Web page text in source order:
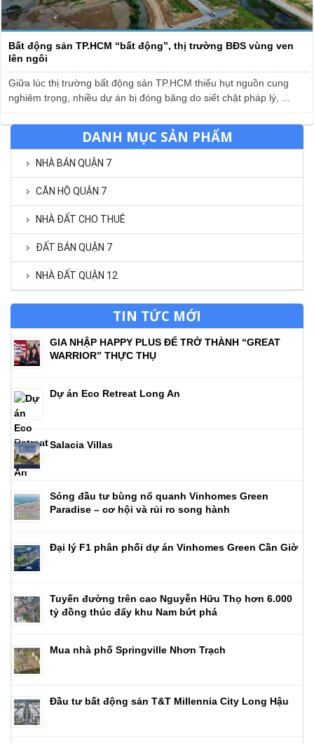
Bất động sản TP.HCM “bất động”, thị trường BĐS vùng ven
lên ngôi
Giữa lúc thị trường bất động sản TP.HCM thiếu hụt nguồn cung
nghiêm trọng, nhiều dự án bị đóng băng do siết chặt pháp lý, ...
DANH MỤC SẢN PHẨM
NHÀ BÁN QUẬN 7
CĂN HỘ QUẬN 7
NHÀ ĐẤT CHO THUÊ
ĐẤT BÁN QUẬN 7
NHÀ ĐẤT QUẬN 12
TIN TỨC MỚI
GIA NHẬP HAPPY PLUS ĐỂ TRỞ THÀNH “GREAT
WARRIOR” THỰC THỤ
Dự án Eco Retreat Long An
Salacia Villas
Sóng đầu tư bùng nổ quanh Vinhomes Green
Paradise – cơ hội và rủi ro song hành
Đại lý F1 phân phối dự án Vinhomes Green Cần Giờ
Tuyến đường trên cao Nguyễn Hữu Thọ hơn 6.000
tỷ đồng thúc đẩy khu Nam bứt phá
Mua nhà phố Springville Nhơn Trạch
Đầu tư bất động sản T&T Millennia City Long Hậu